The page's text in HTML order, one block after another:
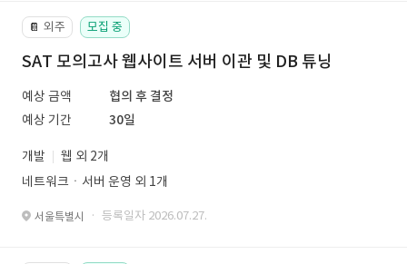
📔 외주 모집 중
SAT 모의고사 웹사이트 서버 이관 및 DB 튜닝
예상 금액
협의 후 결정
예상 기간
30일
개발
웹 외 2개
네트워크ㆍ서버 운영 외 1개
서울특별시 · 등록일자 2026.07.27.